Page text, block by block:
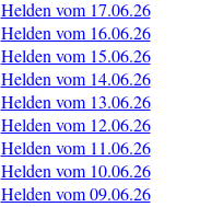
Helden vom 17.06.26
Helden vom 16.06.26
Helden vom 15.06.26
Helden vom 14.06.26
Helden vom 13.06.26
Helden vom 12.06.26
Helden vom 11.06.26
Helden vom 10.06.26
Helden vom 09.06.26